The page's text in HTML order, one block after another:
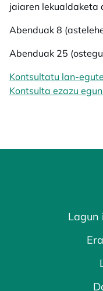
jaiaren lekualdaketa
Abenduak 8
Abenduak 25
Kontsultatu lan-
Kontsulta ezazu
Lagun